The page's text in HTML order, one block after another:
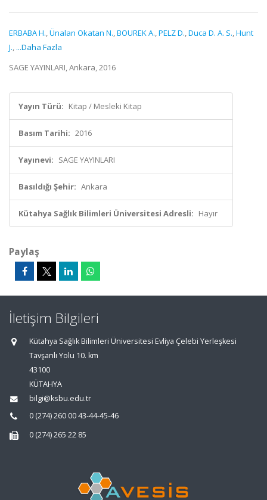
ERBABA H.,Ünalan Okatan N.,BOUREK A.,PELZ D.,Duca D. A. S.,Hunt
J., ...Daha Fazla
SAGE YAYINLARI, Ankara, 2016
Yayın Türü: Kitap / Mesleki Kitap
Basım Tarihi: 2016
Yayınevi: SAGE YAYINLARI
Basıldığı Şehir: Ankara
Kütahya Sağlık Bilimleri Üniversitesi Adresli: Hayır
Paylaş
İletişim Bilgileri
Kütahya Sağlık Bilimleri Üniversitesi Evliya Çelebi Yerleşkesi
Tavşanlı Yolu 10. km
43100
KÜTAHYA
bilgi@ksbu.edu.tr
0 (274) 260 00 43-44-45-46
0 (274) 265 22 85